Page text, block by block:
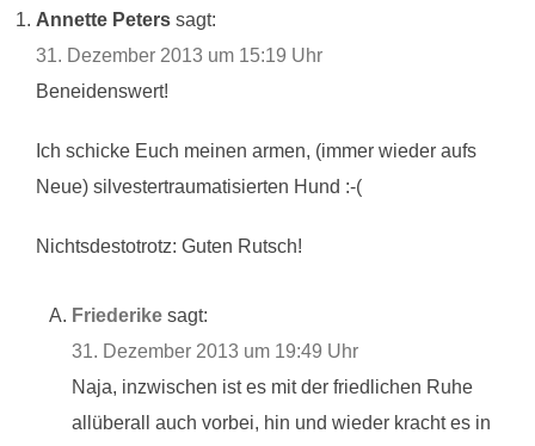
Annette Peters sagt:
31. Dezember 2013 um 15:19 Uhr
Beneidenswert!
Ich schicke Euch meinen armen, (immer wieder aufs
Neue) silvestertraumatisierten Hund :-(
Nichtsdestotrotz: Guten Rutsch!
Friederike sagt:
31. Dezember 2013 um 19:49 Uhr
Naja, inzwischen ist es mit der friedlichen Ruhe
allüberall auch vorbei, hin und wieder kracht es in